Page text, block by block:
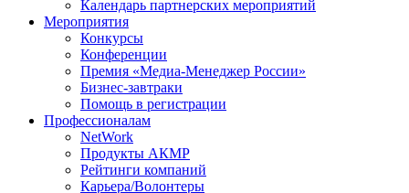
Календарь партнерских мероприятий
Мероприятия
Конкурсы
Конференции
Премия «Медиа-Менеджер России»
Бизнес-завтраки
Помощь в регистрации
Профессионалам
NetWork
Продукты АКМР
Рейтинги компаний
Карьера/Волонтеры